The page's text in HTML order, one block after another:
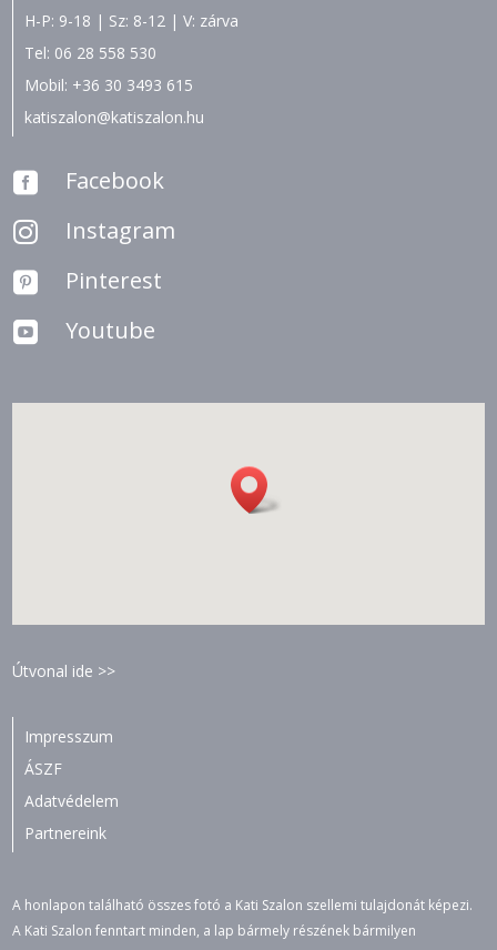
H-P: 9-18 | Sz: 8-12 | V: zárva
Tel: 06 28 558 530
Mobil: +36 30 3493 615
katiszalon@katiszalon.hu
 Facebook
 Instagram
 Pinterest
 Youtube
Útvonal ide >>
Impresszum
ÁSZF
Adatvédelem
Partnereink
A honlapon található összes fotó a Kati Szalon szellemi tulajdonát képezi.
A Kati Szalon fenntart minden, a lap bármely részének bármilyen